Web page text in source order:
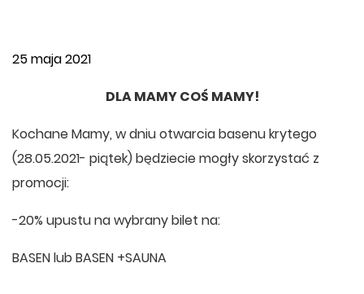
25 maja 2021
DLA MAMY COŚ MAMY!
Kochane Mamy, w dniu otwarcia basenu krytego
(28.05.2021- piątek) będziecie mogły skorzystać z
promocji:
-20% upustu na wybrany bilet na:
BASEN lub BASEN +SAUNA